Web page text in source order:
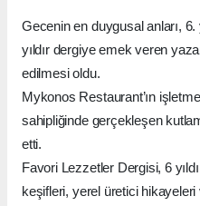
Gecenin en duygusal anları, 6.
yıldır dergiye emek veren
edilmesi oldu.
Mykonos Restaurant’ın
sahipliğinde gerçekleşen
etti.
Favori Lezzetler Dergisi, 6
keşifleri, yerel üretici